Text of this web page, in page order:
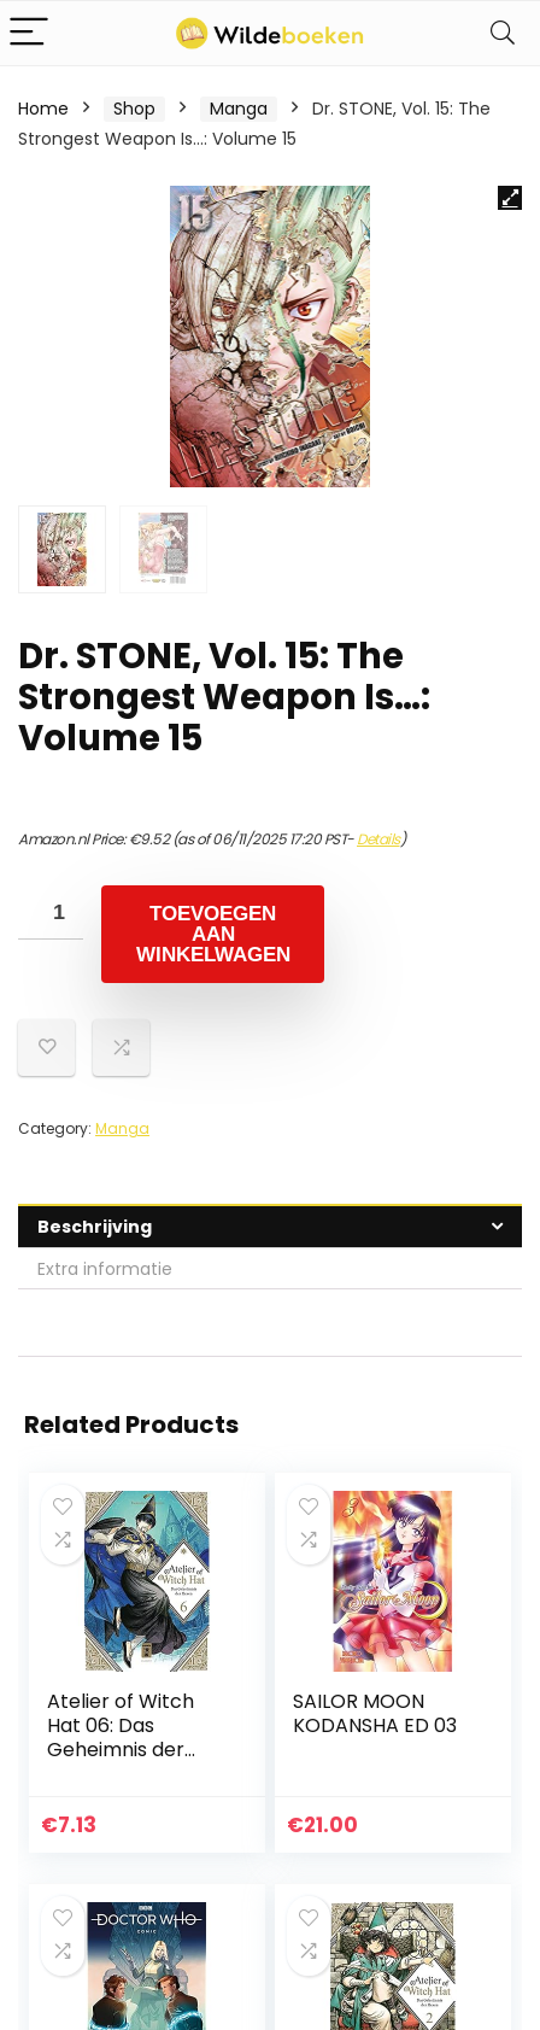
Home Shop Manga
Dr. STONE, Vol. 15: The
Strongest Weapon Is…: Volume 15
Dr. STONE, Vol. 15: The
Strongest Weapon Is…:
Volume 15
Amazon.nl Price:€9.52(as of 06/11/2025 17:20 PST-Details)
TOEVOEGEN
AAN
WINKELWAGEN
Category: Manga
Beschrijving
Extra informatie
Related Products
Atelier of Witch
Hat 06: Das
Geheimnis der
€7.13
SAILOR MOON
KODANSHA ED 03
€21.00